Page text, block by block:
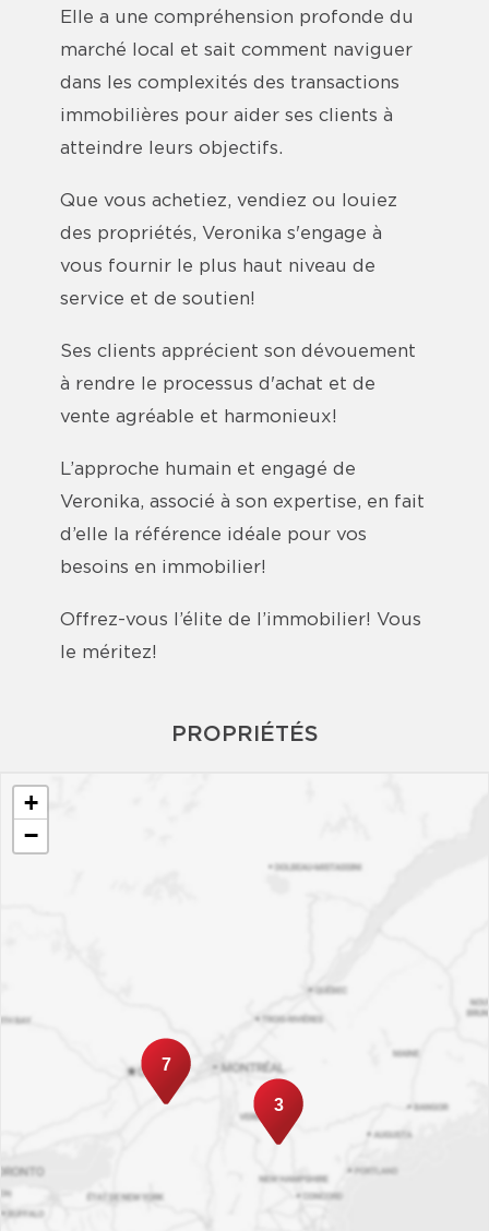
Elle a une compréhension profonde du
marché local et sait comment naviguer
dans les complexités des transactions
immobilières pour aider ses clients à
atteindre leurs objectifs.
Que vous achetiez, vendiez ou louiez
des propriétés, Veronika s'engage à
vous fournir le plus haut niveau de
service et de soutien!
Ses clients apprécient son dévouement
à rendre le processus d'achat et de
vente agréable et harmonieux!
L’approche humain et engagé de
Veronika, associé à son expertise, en fait
d’elle la référence idéale pour vos
besoins en immobilier!
Offrez-vous l’élite de l’immobilier! Vous
le méritez!
PROPRIÉTÉS
7
3
+
−